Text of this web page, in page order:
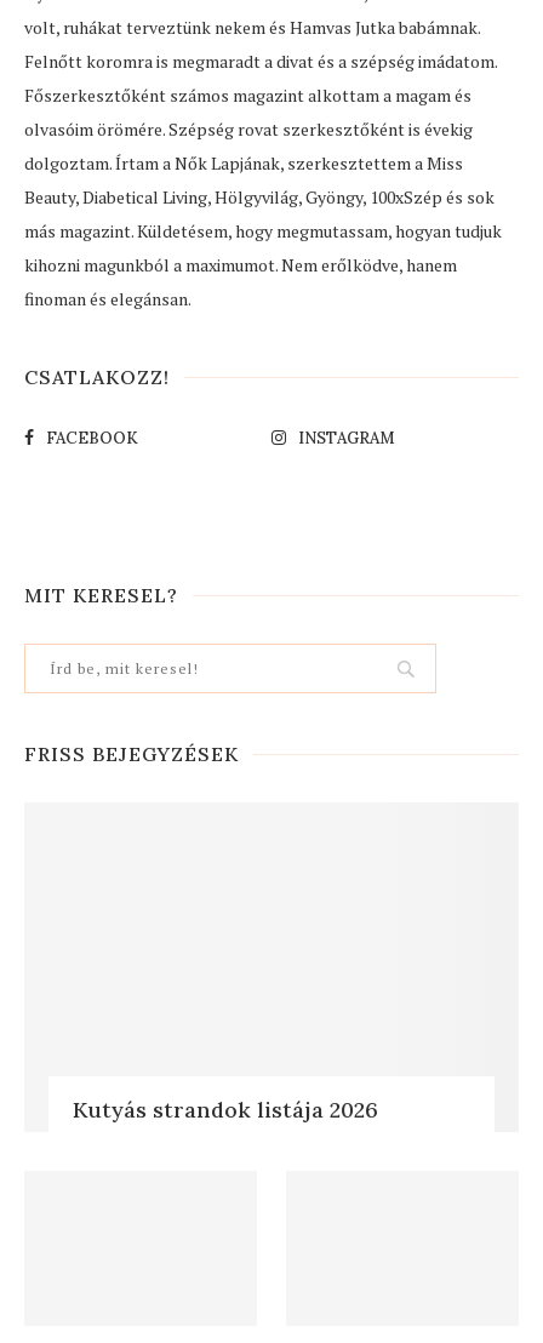
volt, ruhákat terveztünk nekem és Hamvas Jutka babámnak.
Felnőtt koromra is megmaradt a divat és a szépség imádatom.
Főszerkesztőként számos magazint alkottam a magam és
olvasóim örömére. Szépség rovat szerkesztőként is évekig
dolgoztam. Írtam a Nők Lapjának, szerkesztettem a Miss
Beauty, Diabetical Living, Hölgyvilág, Gyöngy, 100xSzép és sok
más magazint. Küldetésem, hogy megmutassam, hogyan tudjuk
kihozni magunkból a maximumot. Nem erőlködve, hanem
finoman és elegánsan.
CSATLAKOZZ!
FACEBOOK INSTAGRAM
MIT KERESEL?
FRISS BEJEGYZÉSEK
Kutyás strandok listája 2026